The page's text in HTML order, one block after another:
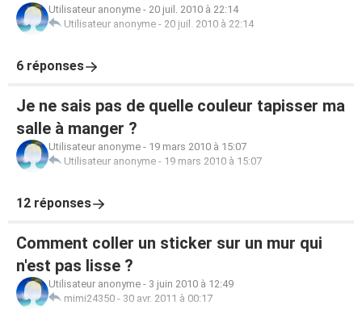
Utilisateur anonyme - 20 juil. 2010 à 22:14
Utilisateur anonyme - 20 juil. 2010 à 22:14
6 réponses
Je ne sais pas de quelle couleur tapisser ma
salle à manger ?
Utilisateur anonyme - 19 mars 2010 à 15:07
Utilisateur anonyme - 19 mars 2010 à 15:07
12 réponses
Comment coller un sticker sur un mur qui
n'est pas lisse ?
Utilisateur anonyme - 3 juin 2010 à 12:49
mimi24350 - 30 avr. 2011 à 00:17